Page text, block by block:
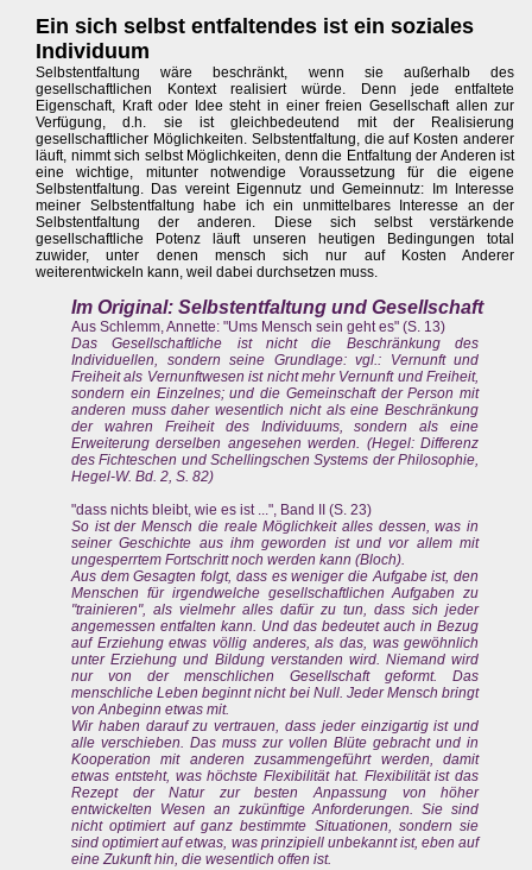
Ein sich selbst entfaltendes ist ein soziales
Individuum
Selbstentfaltung wäre beschränkt, wenn sie außerhalb des
gesellschaftlichen Kontext realisiert würde. Denn jede entfaltete
Eigenschaft, Kraft oder Idee steht in einer freien Gesellschaft allen zur
Verfügung, d.h. sie ist gleichbedeutend mit der Realisierung
gesellschaftlicher Möglichkeiten. Selbstentfaltung, die auf Kosten anderer
läuft, nimmt sich selbst Möglichkeiten, denn die Entfaltung der Anderen ist
eine wichtige, mitunter notwendige Voraussetzung für die eigene
Selbstentfaltung. Das vereint Eigennutz und Gemeinnutz: Im Interesse
meiner Selbstentfaltung habe ich ein unmittelbares Interesse an der
Selbstentfaltung der anderen. Diese sich selbst verstärkende
gesellschaftliche Potenz läuft unseren heutigen Bedingungen total
zuwider, unter denen mensch sich nur auf Kosten Anderer
weiterentwickeln kann, weil dabei durchsetzen muss.
Im Original: Selbstentfaltung und Gesellschaft
Aus Schlemm, Annette: "Ums Mensch sein geht es" (S. 13)
Das Gesellschaftliche ist nicht die Beschränkung des
Individuellen, sondern seine Grundlage: vgl.: Vernunft und
Freiheit als Vernunftwesen ist nicht mehr Vernunft und Freiheit,
sondern ein Einzelnes; und die Gemeinschaft der Person mit
anderen muss daher wesentlich nicht als eine Beschränkung
der wahren Freiheit des Individuums, sondern als eine
Erweiterung derselben angesehen werden. (Hegel: Differenz
des Fichteschen und Schellingschen Systems der Philosophie,
Hegel-W. Bd. 2, S. 82)
"dass nichts bleibt, wie es ist ...", Band II (S. 23)
So ist der Mensch die reale Möglichkeit alles dessen, was in
seiner Geschichte aus ihm geworden ist und vor allem mit
ungesperrtem Fortschritt noch werden kann (Bloch).
Aus dem Gesagten folgt, dass es weniger die Aufgabe ist, den
Menschen für irgendwelche gesellschaftlichen Aufgaben zu
"trainieren", als vielmehr alles dafür zu tun, dass sich jeder
angemessen entfalten kann. Und das bedeutet auch in Bezug
auf Erziehung etwas völlig anderes, als das, was gewöhnlich
unter Erziehung und Bildung verstanden wird. Niemand wird
nur von der menschlichen Gesellschaft geformt. Das
menschliche Leben beginnt nicht bei Null. Jeder Mensch bringt
von Anbeginn etwas mit.
Wir haben darauf zu vertrauen, dass jeder einzigartig ist und
alle verschieben. Das muss zur vollen Blüte gebracht und in
Kooperation mit anderen zusammengeführt werden, damit
etwas entsteht, was höchste Flexibilität hat. Flexibilität ist das
Rezept der Natur zur besten Anpassung von höher
entwickelten Wesen an zukünftige Anforderungen. Sie sind
nicht optimiert auf ganz bestimmte Situationen, sondern sie
sind optimiert auf etwas, was prinzipiell unbekannt ist, eben auf
eine Zukunft hin, die wesentlich offen ist.